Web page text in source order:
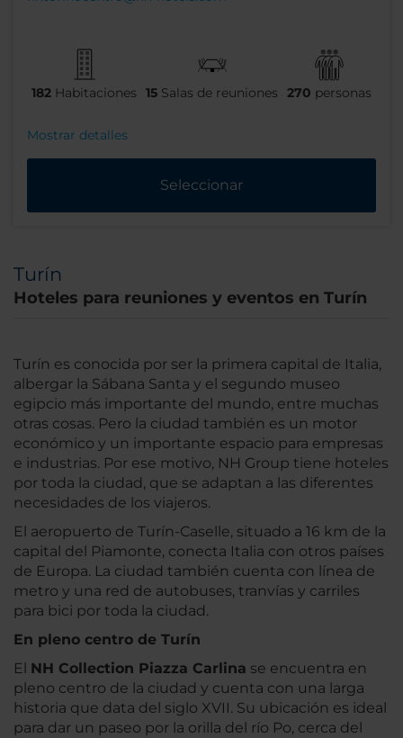
182 Habitaciones 15 Salas de reuniones 270 personas
Mostrar detalles
Seleccionar
Turín
Hoteles para reuniones y eventos en Turín
Turín es conocida por ser la primera capital de Italia,
albergar la Sábana Santa y el segundo museo
egipcio más importante del mundo, entre muchas
otras cosas. Pero la ciudad también es un motor
económico y un importante espacio para empresas
e industrias. Por ese motivo, NH Group tiene hoteles
por toda la ciudad, que se adaptan a las diferentes
necesidades de los viajeros.
El aeropuerto de Turín-Caselle, situado a 16 km de la
capital del Piamonte, conecta Italia con otros países
de Europa. La ciudad también cuenta con línea de
metro y una red de autobuses, tranvías y carriles
para bici por toda la ciudad.
En pleno centro de Turín
El NH Collection Piazza Carlina se encuentra en
pleno centro de la ciudad y cuenta con una larga
historia que data del siglo XVII. Su ubicación es ideal
para dar un paseo por la orilla del río Po, cerca del